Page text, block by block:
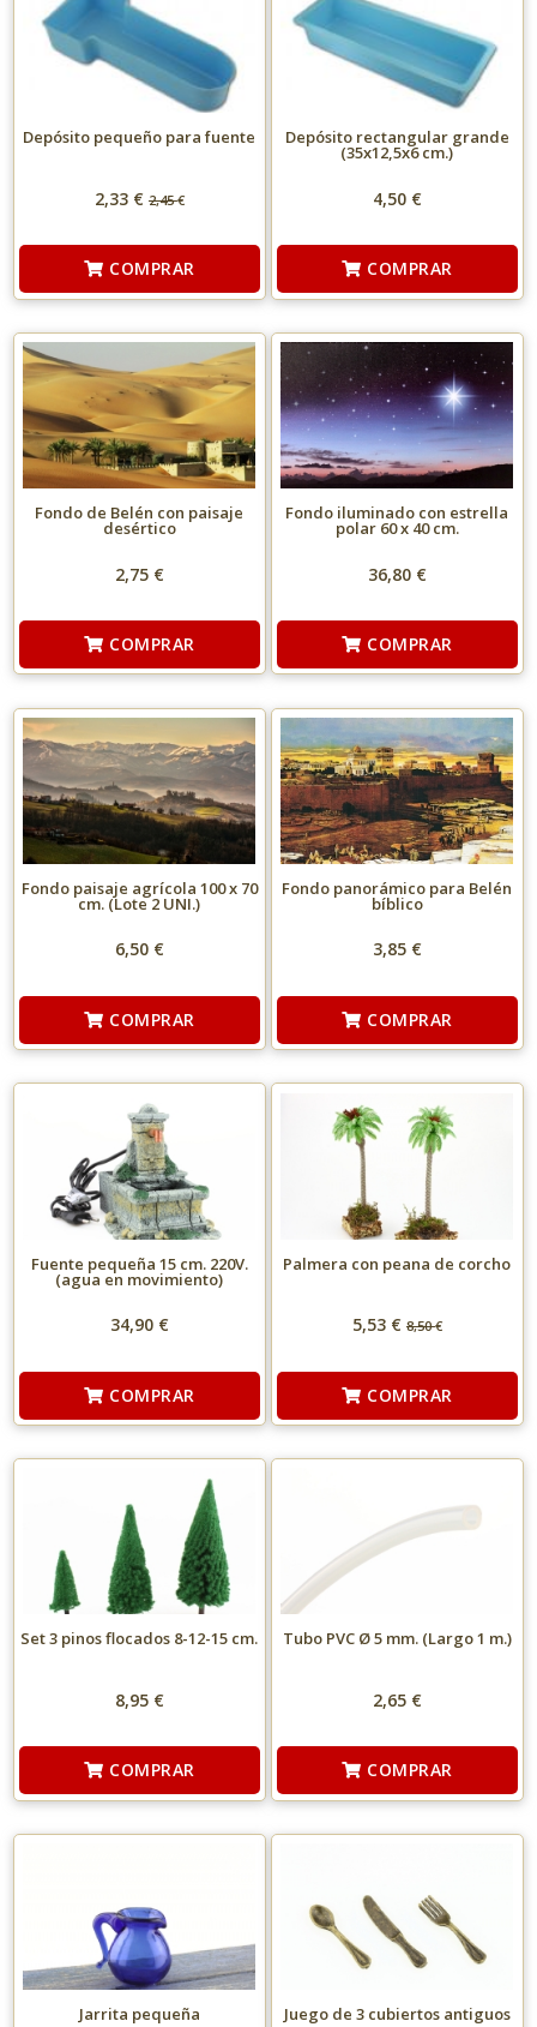
Depósito pequeño para fuente
2,33 € 2,45€
COMPRAR
Depósito rectangular grande
(35x12,5x6 cm.)
4,50 €
COMPRAR
Fondo de Belén con paisaje
desértico
2,75 €
COMPRAR
Fondo iluminado con estrella
polar 60 x 40 cm.
36,80 €
COMPRAR
Fondo paisaje agrícola 100 x 70
cm. (Lote 2 UNI.)
6,50 €
COMPRAR
Fondo panorámico para Belén
bíblico
3,85 €
COMPRAR
Fuente pequeña 15 cm. 220V.
(agua en movimiento)
34,90 €
COMPRAR
Palmera con peana de corcho
5,53 € 8,50€
COMPRAR
Set 3 pinos flocados 8-12-15 cm.
8,95 €
COMPRAR
Tubo PVC Ø 5 mm. (Largo 1 m.)
2,65 €
COMPRAR
Jarrita pequeña Juego de 3 cubiertos antiguos